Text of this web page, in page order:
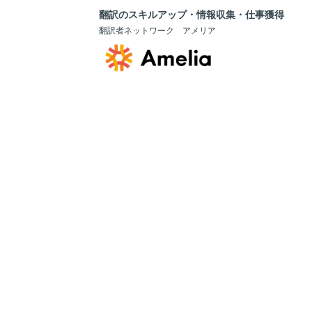
翻訳のスキルアップ・情報収集・仕事獲得
翻訳者ネットワーク アメリア